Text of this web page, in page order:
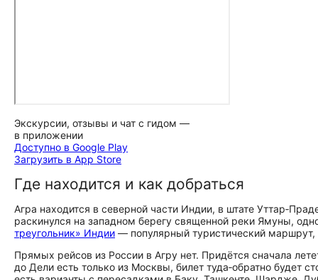
Экскурсии, отзывы и чат с гидом —
в приложении
Доступно в Google Play
Загрузить в App Store
Где находится и как добраться
Агра находится в северной части Индии, в штате
раскинулся на западном берегу священной реки Ямуны,
треугольник» Индии — популярный туристический
Прямых рейсов из России в Агру нет. Придётся сначала
до Дели есть только из Москвы, билет туда‑обратно будет